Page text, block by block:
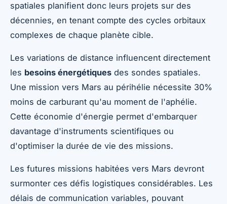
spatiales planifient donc leurs projets sur des
décennies, en tenant compte des cycles orbitaux
complexes de chaque planète cible.
Les variations de distance influencent directement
les besoins énergétiques des sondes spatiales.
Une mission vers Mars au périhélie nécessite 30%
moins de carburant qu'au moment de l'aphélie.
Cette économie d'énergie permet d'embarquer
davantage d'instruments scientifiques ou
d'optimiser la durée de vie des missions.
Les futures missions habitées vers Mars devront
surmonter ces défis logistiques considérables. Les
délais de communication variables, pouvant